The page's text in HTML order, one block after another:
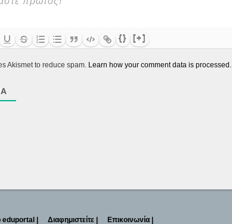
{} [+]
Akismet to reduce spam. Learn how your comment data is processed.
eduportal | Διαφημιστείτε | Επικοινωνία |